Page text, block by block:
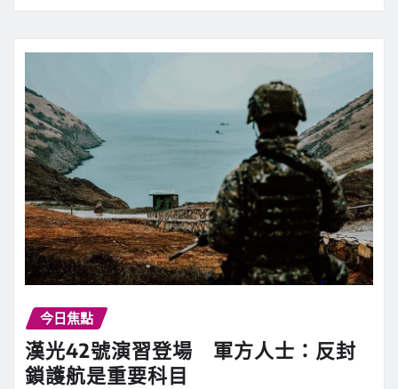
今日焦點
漢光42號演習登場 軍方人士：反封
鎖護航是重要科目